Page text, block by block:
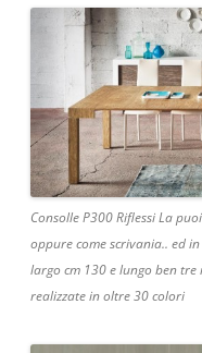
Consolle P300 Riflessi La
oppure come scrivania.. ed
largo cm 130 e lungo ben tre
realizzate in oltre 30 colori